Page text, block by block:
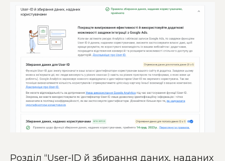
Розділ “User-ID й збирання даних, наданих